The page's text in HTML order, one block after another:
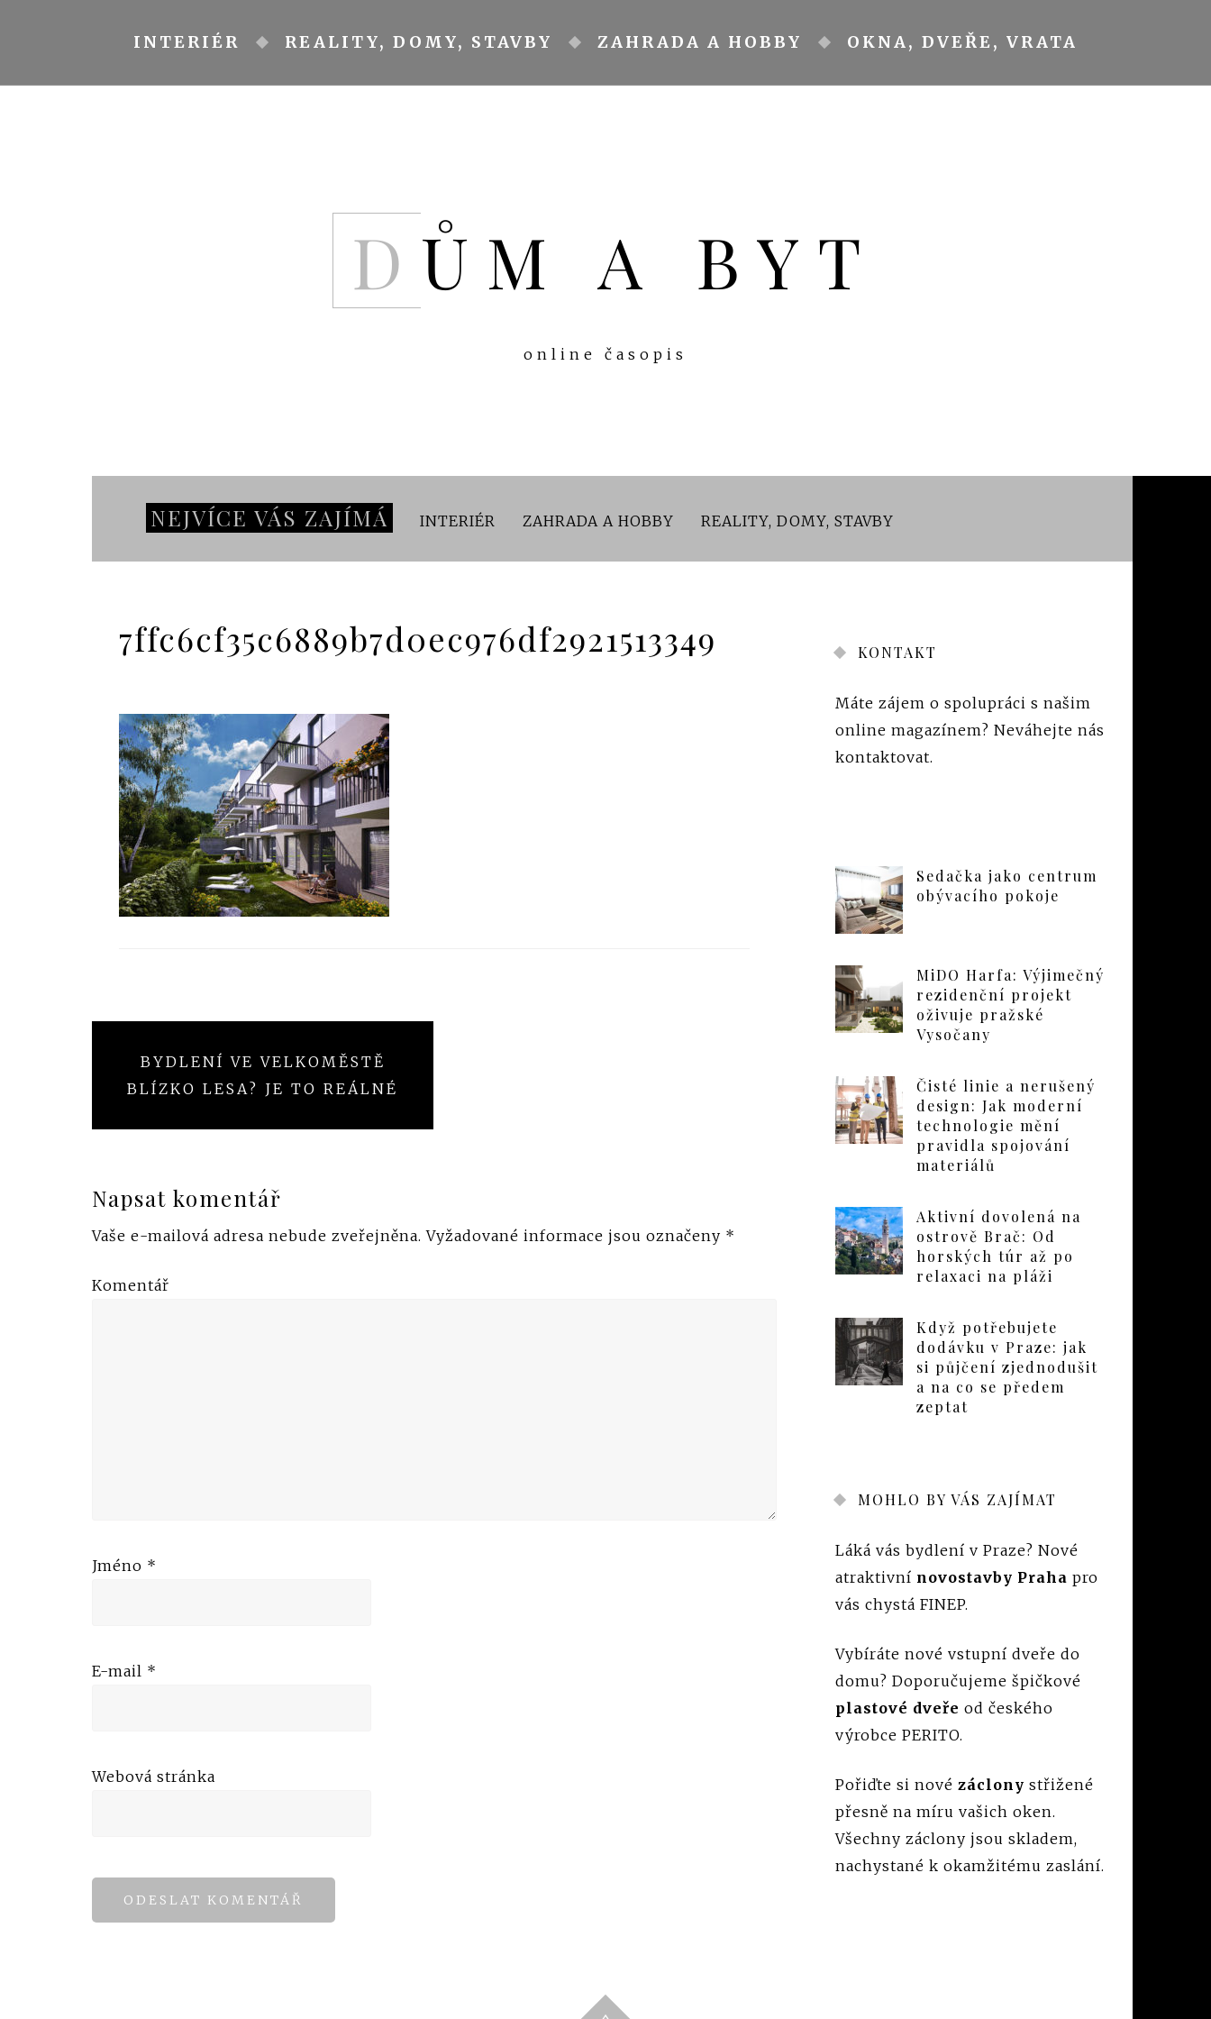
INTERIÉR REALITY, DOMY, STAVBY ZAHRADA A HOBBY OKNA, DVEŘE, VRATA
DŮM A BYT
online časopis
NEJVÍCE VÁS ZAJÍMÁ INTERIÉR ZAHRADA A HOBBY REALITY, DOMY, STAVBY
7ffc6cf35c6889b7d0ec976df2921513349
Navigace
pro
příspěvek
BYDLENÍ VE VELKOMĚSTĚ
BLÍZKO LESA? JE TO REÁLNÉ
Napsat komentář
Vaše e-mailová adresa nebude zveřejněna. Vyžadované informace jsou označeny *
Komentář
Jméno *
E-mail *
Webová stránka
KONTAKT
Máte zájem o spolupráci s našim
online magazínem? Neváhejte nás
kontaktovat.
Sedačka jako centrum
obývacího pokoje
MiDO Harfa: Výjimečný
rezidenční projekt
oživuje pražské
Vysočany
Čisté linie a nerušený
design: Jak moderní
technologie mění
pravidla spojování
materiálů
Aktivní dovolená na
ostrově Brač: Od
horských túr až po
relaxaci na pláži
Když potřebujete
dodávku v Praze: jak
si půjčení zjednodušit
a na co se předem
zeptat
MOHLO BY VÁS ZAJÍMAT
Láká vás bydlení v Praze? Nové
atraktivní novostavby Praha pro
vás chystá FINEP.
Vybíráte nové vstupní dveře do
domu? Doporučujeme špičkové
plastové dveře od českého
výrobce PERITO.
Pořiďte si nové záclony střižené
přesně na míru vašich oken.
Všechny záclony jsou skladem,
nachystané k okamžitému zaslání.